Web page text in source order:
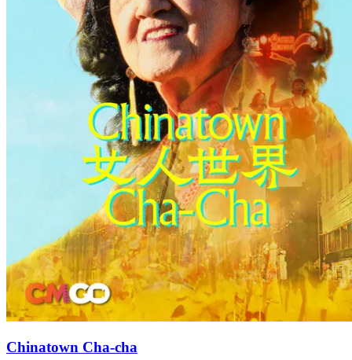
Chinatown Cha-cha